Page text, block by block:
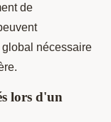
de
nécessaire
lors d'un